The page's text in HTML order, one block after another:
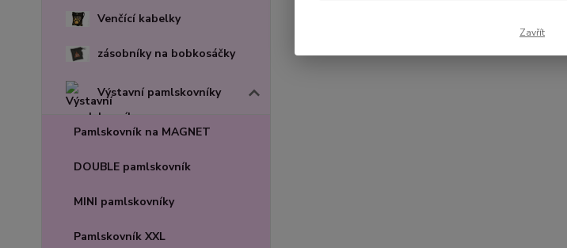
Venčící kabelky
zásobníky na bobkosáčky
Výstavní pamlskovníky
Pamlskovník na MAGNET
DOUBLE pamlskovník
MINI pamlskovníky
Pamlskovník XXL
Zavřít